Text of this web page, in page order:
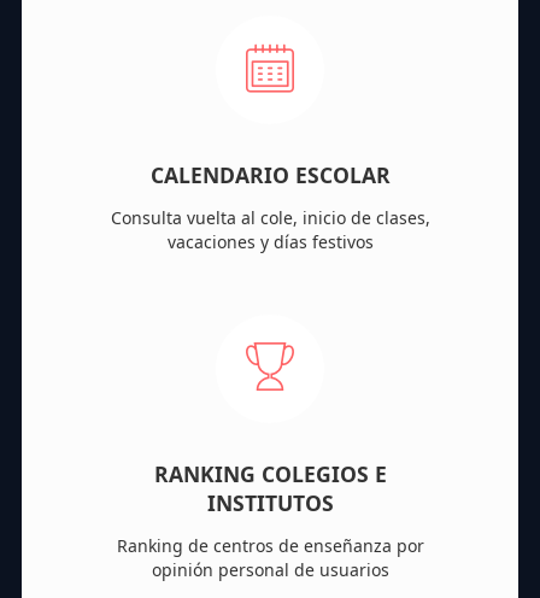
CALENDARIO ESCOLAR
Consulta vuelta al cole, inicio de clases,
vacaciones y días festivos
RANKING COLEGIOS E
INSTITUTOS
Ranking de centros de enseñanza por
opinión personal de usuarios